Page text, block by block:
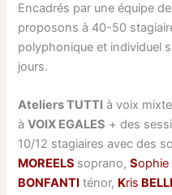
Encadrés par une équipe
proposons à 40-50
polyphonique et individuel
jours.
AteliersTUTTI à voix
àVOIX EGALES + des
10/12 stagiaires avec des
MOREELS soprano,S
BONFANTI ténor, Kris